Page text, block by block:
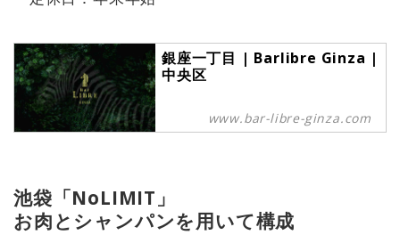
銀座一丁目 | Barlibre Ginza |
中央区
www.bar-libre-ginza.com
池袋「NoLIMIT」
お肉とシャンパンを用いて構成